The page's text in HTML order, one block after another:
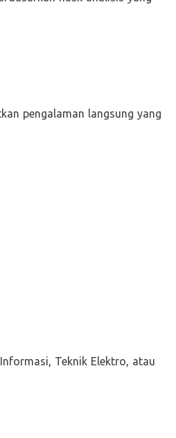
pengalaman langsung yang
Teknik Elektro, atau